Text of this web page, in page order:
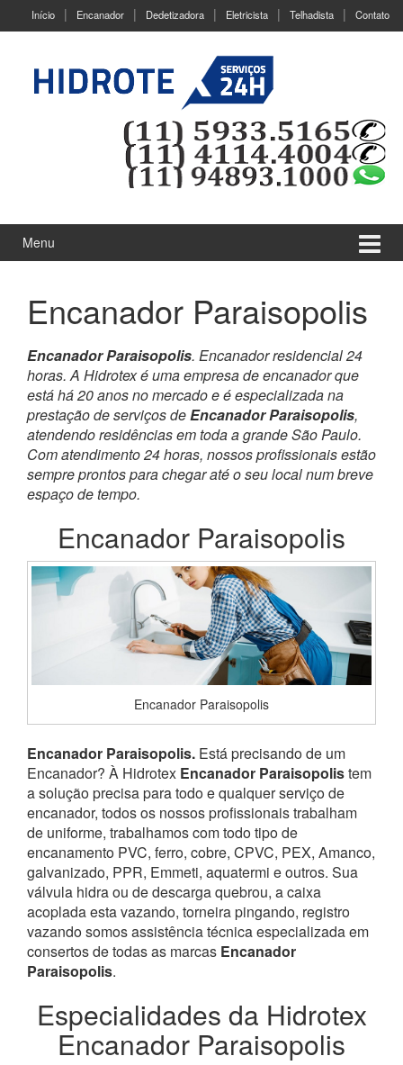
Início Encanador Dedetizadora Eletricista Telhadista Contato
Menu
Encanador Paraisopolis
Encanador Paraisopolis. Encanador residencial 24
horas. A Hidrotex é uma empresa de encanador que
está há 20 anos no mercado e é especializada na
prestação de serviços deEncanador Paraisopolis,
atendendo residências em toda a grande São Paulo.
Com atendimento 24 horas, nossos profissionais estão
sempre prontos para chegar até o seu local num breve
espaço de tempo.
Encanador Paraisopolis
Encanador Paraisopolis
Encanador Paraisopolis. Está precisando de um
Encanador? À Hidrotex Encanador Paraisopolistem
a solução precisa para todo e qualquer serviço de
encanador, todos os nossos profissionais trabalham
de uniforme, trabalhamos com todo tipo de
encanamento PVC, ferro, cobre, CPVC, PEX, Amanco,
galvanizado, PPR, Emmeti, aquatermi e outros. Sua
válvula hidra ou de descarga quebrou, a caixa
acoplada esta vazando, torneira pingando, registro
vazando somos assistência técnica especializada em
consertos de todas as marcas Encanador
Paraisopolis.
Especialidades da Hidrotex
Encanador Paraisopolis